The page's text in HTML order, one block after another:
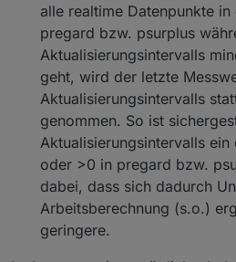
alle realtime Datenpunkte
pregard bzw. psurplus
Aktualisierungsintervalls
geht, wird der letzte
Aktualisierungsintervalls
genommen. So ist
Aktualisierungsintervalls
oder >0 in pregard bzw.
dabei, dass sich dadurch
Arbeitsberechnung (s.o.)
geringere.